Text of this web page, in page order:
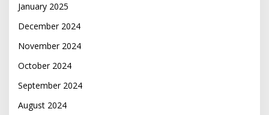
January 2025
December 2024
November 2024
October 2024
September 2024
August 2024